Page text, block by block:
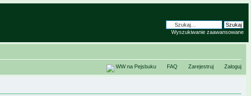
Wyszukiwanie zaawansowane
WW na Pejsbuku FAQ Zarejestruj Zaloguj